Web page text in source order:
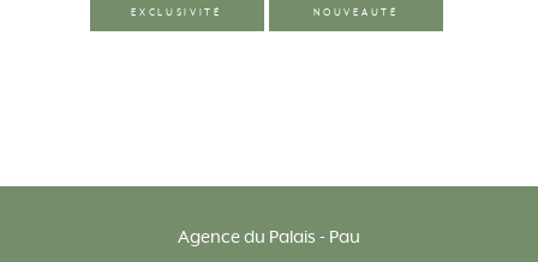
EXCLUSIVITÉ NOUVEAUTÉ
Agence du Palais - Pau